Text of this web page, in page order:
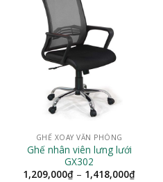
GHẾ XOAY VĂN PHÒNG
Ghế nhân viên lưng lưới
GX302
1,209,000₫ – 1,418,000₫Khoảng